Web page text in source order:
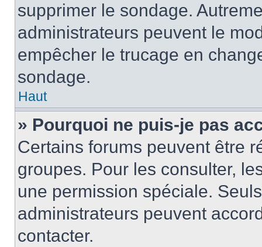
supprimer le sondage.
administrateurs peuvent le
empêcher le trucage en
sondage.
Haut
» Pourquoi ne puis-je pas
Certains forums peuvent être
groupes. Pour les consulter,
une permission spéciale.
administrateurs peuvent
contacter.